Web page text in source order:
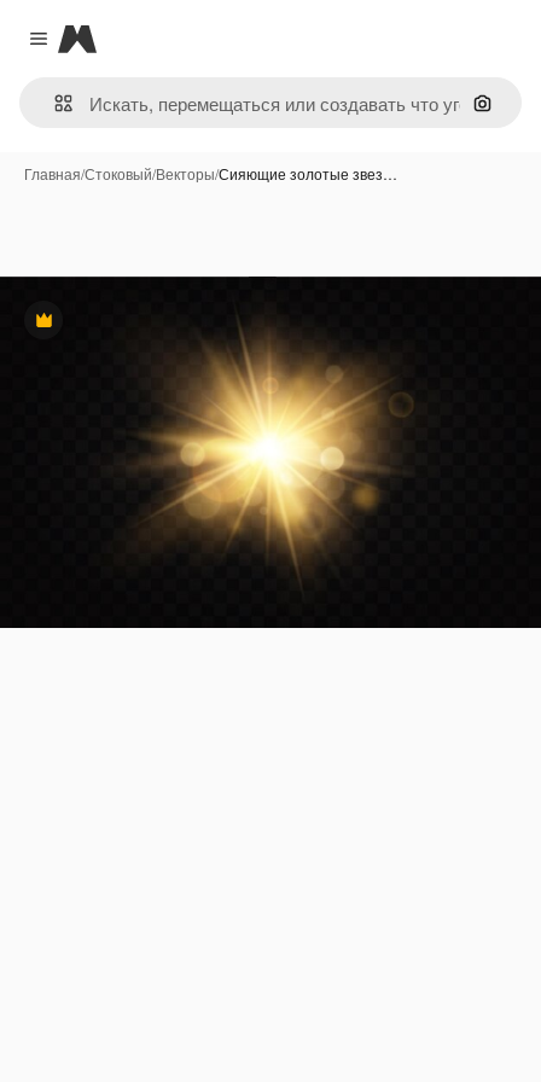
Close menu
Magnific
Поиск
Главная/Стоковый/Векторы/Сияющие золотые звез…
Премиум